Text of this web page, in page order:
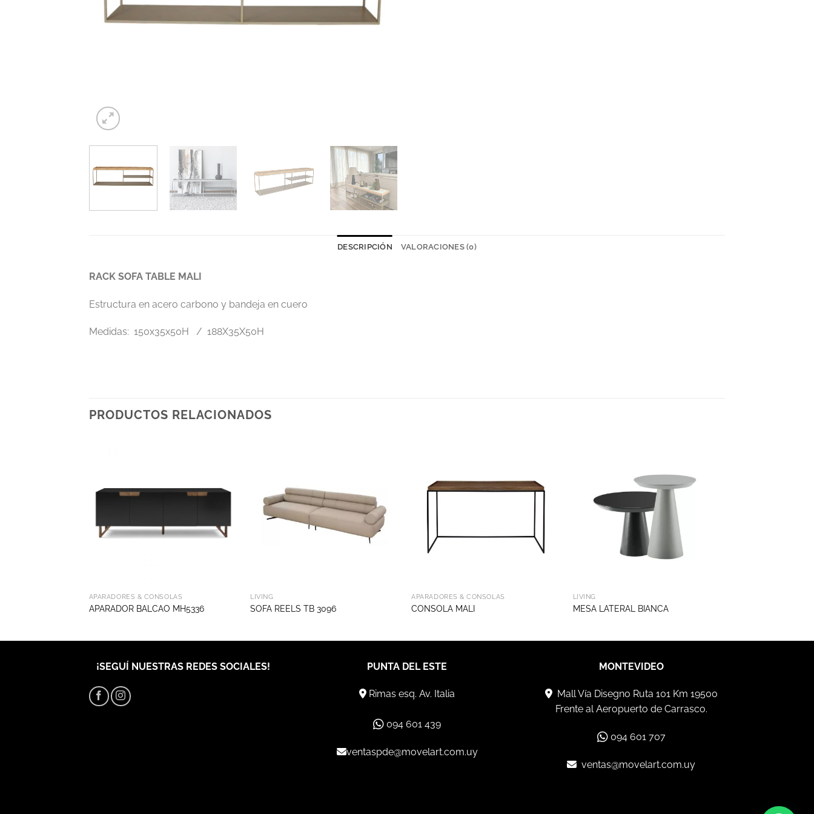
DESCRIPCIÓN VALORACIONES (0)
RACK SOFA TABLE MALI
Estructura en acero carbono y bandeja en cuero
Medidas: 150x35x50H / 188X35X50H
PRODUCTOS RELACIONADOS
APARADORES & CONSOLAS
APARADOR BALCAO MH5336
LIVING
SOFA REELS TB 3096
APARADORES & CONSOLAS
CONSOLA MALI
LIVING
MESA LATERAL BIANCA
¡SEGUÍ NUESTRAS REDES SOCIALES! PUNTA DEL ESTE
Rimas esq. Av. Italia
094 601 439
ventaspde@movelart.com.uy
MONTEVIDEO
Mall Vía Disegno Ruta 101 Km 19500
Frente al Aeropuerto de Carrasco.
094 601 707
ventas@movelart.com.uy